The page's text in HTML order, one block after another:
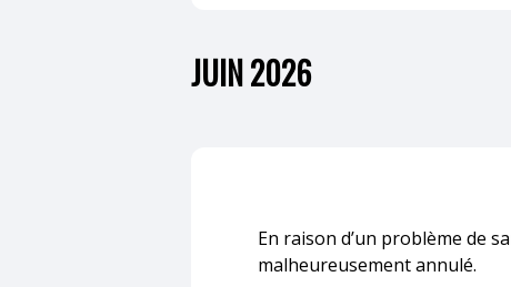
JUIN 2026
En raison d’un problème de
malheureusement annulé.